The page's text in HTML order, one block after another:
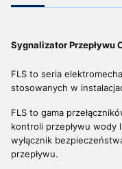
Sygnalizator Przepływu
FLS to seria
stosowanych w
FLS to gama
kontroli przepływu wody
wyłącznik
przepływu.